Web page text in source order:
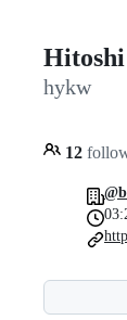
hykw
12